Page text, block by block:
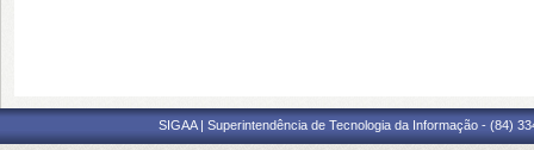
SIGAA | Superintendência de Tecnologia da Informação - (84)